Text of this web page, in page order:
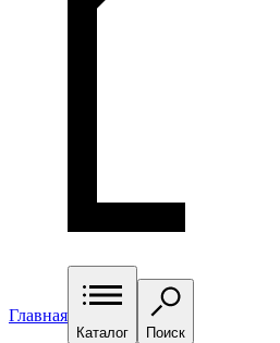
Главная
Каталог Поиск